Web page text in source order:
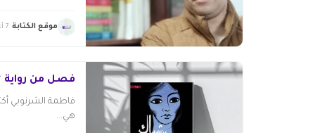
موقع الكتابة 7 أغسطس 2026
فصل من رواية
هي...